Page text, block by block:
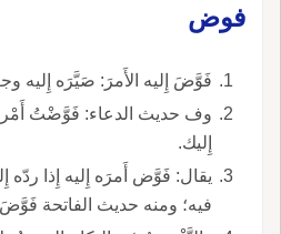
فوض
فَوَّضَ إِليه الأَمرَ: صَيَّرَه إِليه
وف حديث الدعاء: فَوَّضْتُ
إِليك.
يقال: فَوَّض أَمرَه إِليه إِذا ردّه
فيه؛ ومنه حديث الفاتحة